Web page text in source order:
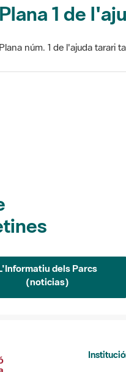
Plana 1 de
Plana núm. 1 de l'ajuda tarari
dels Parcs
(noticias)